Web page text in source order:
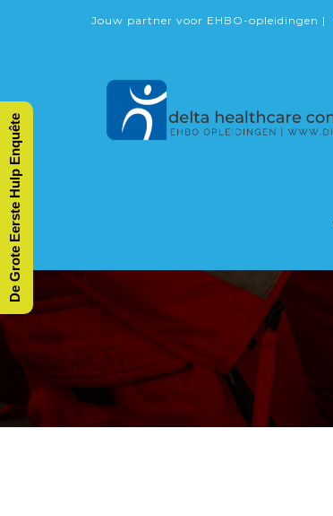
Jouw partner voor EHBO-opleidingen |
De Grote Eerste Hulp Enquête